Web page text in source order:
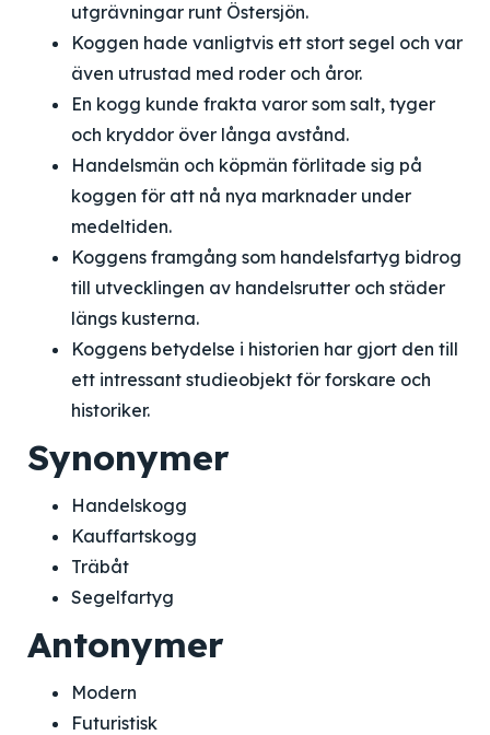
utgrävningar runt Östersjön.
Koggen hade vanligtvis ett stort segel och var
även utrustad med roder och åror.
En kogg kunde frakta varor som salt, tyger
och kryddor över långa avstånd.
Handelsmän och köpmän förlitade sig på
koggen för att nå nya marknader under
medeltiden.
Koggens framgång som handelsfartyg bidrog
till utvecklingen av handelsrutter och städer
längs kusterna.
Koggens betydelse i historien har gjort den till
ett intressant studieobjekt för forskare och
historiker.
Synonymer
Handelskogg
Kauffartskogg
Träbåt
Segelfartyg
Antonymer
Modern
Futuristisk